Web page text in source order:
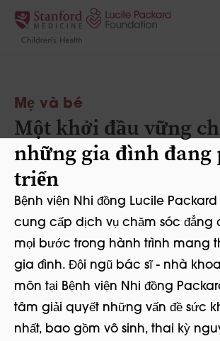
Bỏ qua nội dung
Mẹ và bé
Một khởi đầu vững
những gia đình đang
triển
Bệnh viện Nhi đồng Lucile Packard
cung cấp dịch vụ chăm sóc đẳng
mọi bước trong hành trình mang
gia đình. Đội ngũ bác sĩ - nhà
môn tại Bệnh viện Nhi đồng
tâm giải quyết những vấn đề sức
nhất, bao gồm vô sinh, thai kỳ